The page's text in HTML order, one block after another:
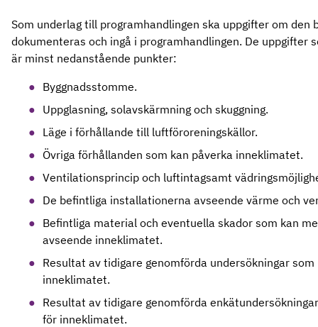
Som underlag till programhandlingen ska uppgifter om den
dokumenteras och ingå i programhandlingen. De uppgifter
är minst nedanstående punkter:
Byggnadsstomme.
Uppglasning, solavskärmning och skuggning.
Läge i förhållande till luftföroreningskällor.
Övriga förhållanden som kan påverka inneklimatet.
Ventilationsprincip och luftintagsamt
De befintliga installationerna avseende värme och
Befintliga material och eventuella skador som kan
avseende inneklimatet.
Resultat av tidigare genomförda undersökningar
inneklimatet.
Resultat av tidigare genomförda
för inneklimatet.